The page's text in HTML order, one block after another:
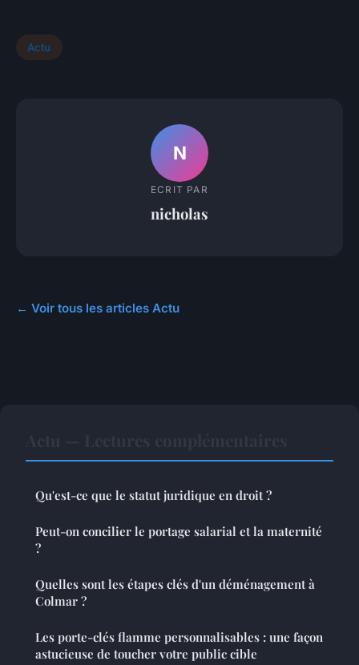
Actu
N
ECRIT PAR
nicholas
← Voir tous les articles Actu
Qu'est-ce que le statut juridique en droit ?
Peut-on concilier le portage salarial et la maternité
?
Quelles sont les étapes clés d'un déménagement à
Colmar ?
Les porte-clés flamme personnalisables : une façon
astucieuse de toucher votre public cible